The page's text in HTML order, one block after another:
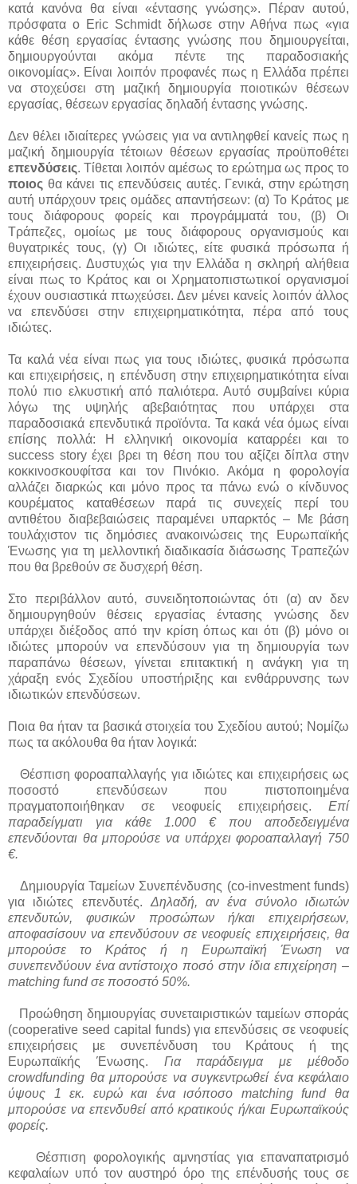
κατά κανόνα θα είναι «έντασης γνώσης». Πέραν αυτού,
πρόσφατα ο Eric Schmidt δήλωσε στην Αθήνα πως «για
κάθε θέση εργασίας έντασης γνώσης που δημιουργείται,
δημιουργούνται ακόμα πέντε της παραδοσιακής
οικονομίας». Είναι λοιπόν προφανές πως η Ελλάδα πρέπει
να στοχεύσει στη μαζική δημιουργία ποιοτικών θέσεων
εργασίας, θέσεων εργασίας δηλαδή έντασης γνώσης.
Δεν θέλει ιδιαίτερες γνώσεις για να αντιληφθεί κανείς πως η
μαζική δημιουργία τέτοιων θέσεων εργασίας προϋποθέτει
επενδύσεις. Τίθεται λοιπόν αμέσως το ερώτημα ως προς το
ποιος θα κάνει τις επενδύσεις αυτές. Γενικά, στην ερώτηση
αυτή υπάρχουν τρεις ομάδες απαντήσεων: (α) Το Κράτος με
τους διάφορους φορείς και προγράμματά του, (β) Οι
Τράπεζες, ομοίως με τους διάφορους οργανισμούς και
θυγατρικές τους, (γ) Οι ιδιώτες, είτε φυσικά πρόσωπα ή
επιχειρήσεις. Δυστυχώς για την Ελλάδα η σκληρή αλήθεια
είναι πως το Κράτος και οι Χρηματοπιστωτικοί οργανισμοί
έχουν ουσιαστικά πτωχεύσει. Δεν μένει κανείς λοιπόν άλλος
να επενδύσει στην επιχειρηματικότητα, πέρα από τους
ιδιώτες.
Τα καλά νέα είναι πως για τους ιδιώτες, φυσικά πρόσωπα
και επιχειρήσεις, η επένδυση στην επιχειρηματικότητα είναι
πολύ πιο ελκυστική από παλιότερα. Αυτό συμβαίνει κύρια
λόγω της υψηλής αβεβαιότητας που υπάρχει στα
παραδοσιακά επενδυτικά προϊόντα. Τα κακά νέα όμως είναι
επίσης πολλά: Η ελληνική οικονομία καταρρέει και το
success story έχει βρει τη θέση που του αξίζει δίπλα στην
κοκκινοσκουφίτσα και τον Πινόκιο. Ακόμα η φορολογία
αλλάζει διαρκώς και μόνο προς τα πάνω ενώ ο κίνδυνος
κουρέματος καταθέσεων παρά τις συνεχείς περί του
αντιθέτου διαβεβαιώσεις παραμένει υπαρκτός – Με βάση
τουλάχιστον τις δημόσιες ανακοινώσεις της Ευρωπαϊκής
Ένωσης για τη μελλοντική διαδικασία διάσωσης Τραπεζών
που θα βρεθούν σε δυσχερή θέση.
Στο περιβάλλον αυτό, συνειδητοποιώντας ότι (α) αν δεν
δημιουργηθούν θέσεις εργασίας έντασης γνώσης δεν
υπάρχει διέξοδος από την κρίση όπως και ότι (β) μόνο οι
ιδιώτες μπορούν να επενδύσουν για τη δημιουργία των
παραπάνω θέσεων, γίνεται επιτακτική η ανάγκη για τη
χάραξη ενός Σχεδίου υποστήριξης και ενθάρρυνσης των
ιδιωτικών επενδύσεων.
Ποια θα ήταν τα βασικά στοιχεία του Σχεδίου αυτού; Νομίζω
πως τα ακόλουθα θα ήταν λογικά:
Θέσπιση φοροαπαλλαγής για ιδιώτες και επιχειρήσεις ως
ποσοστό επενδύσεων που πιστοποιημένα
πραγματοποιήθηκαν σε νεοφυείς επιχειρήσεις. Επί
παραδείγματι για κάθε 1.000 € που αποδεδειγμένα
επενδύονται θα μπορούσε να υπάρχει φοροαπαλλαγή 750
€.
Δημιουργία Ταμείων Συνεπένδυσης (co-investment funds)
για ιδιώτες επενδυτές. Δηλαδή, αν ένα σύνολο ιδιωτών
επενδυτών, φυσικών προσώπων ή/και επιχειρήσεων,
αποφασίσουν να επενδύσουν σε νεοφυείς επιχειρήσεις, θα
μπορούσε το Κράτος ή η Ευρωπαϊκή Ένωση να
συνεπενδύουν ένα αντίστοιχο ποσό στην ίδια επιχείρηση –
matching fundσε ποσοστό 50%.
Προώθηση δημιουργίας συνεταιριστικών ταμείων σποράς
(cooperative seed capital funds) για επενδύσεις σε νεοφυείς
επιχειρήσεις με συνεπένδυση του Κράτους ή της
Ευρωπαϊκής Ένωσης. Για παράδειγμα με μέθοδο
crowdfunding θα μπορούσε να συγκεντρωθεί ένα κεφάλαιο
ύψους 1 εκ. ευρώ και ένα ισόποσο matching fundθα
μπορούσε να επενδυθεί από κρατικούς ή/και Ευρωπαϊκούς
φορείς.
Θέσπιση φορολογικής αμνηστίας για επαναπατρισμό
κεφαλαίων υπό τον αυστηρό όρο της επένδυσής τους σε